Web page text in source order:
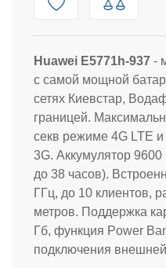
Huawei E5771h-937 -
с самой мощной
сетях Киевстар,
границей.
секв режиме 4G LTE
3G. Аккумулятор
до 38 часов).
ГГц, до 10 клиентов,
метров. Поддержка
Гб, функция Power
подключения